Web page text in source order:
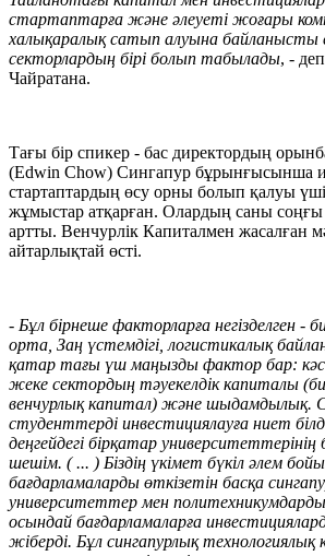
стартаптарға және әлеуеті жоғары
халықаралық сатып алуына байланысты
секторлардың бірі болып табылады, -
Чайратана.
Тағы бір спикер - бас директордың
(Edwin Chow) Сингапур бұрынғысынша
стартаптардың өсу орны болып қалуы
жұмыстар атқарған. Олардың саны
артты. Венчурлік Капиталмен жасалған
айтарлықтай өсті.
- Бұл бірнеше факторларға негізделген -
орта, Заң үстемдігі, логистикалық
қатар тағы үш маңызды фактор бар:
жеке сектордың тәуекелдік капиталы
венчурлық капитал) және шыдамдылық.
студенттерді инвестициялауға ниет
деңгейдегі бірқатар
шешім. ( ... ) Біздің үкімет бүкіл әлем
бағдарламаларды өткізетін басқа
университеттер мен
осындай бағдарламаларға
жіберді. Бұл сингапурлық технологиялық